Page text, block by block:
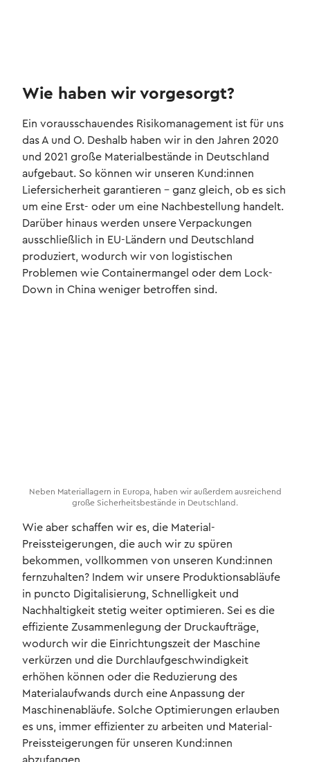
Wie haben wir vorgesorgt?
Ein vorausschauendes Risikomanagement ist für uns
das A und O. Deshalb haben wir in den Jahren 2020
und 2021 große Materialbestände in Deutschland
aufgebaut. So können wir unseren Kund:innen
Liefersicherheit garantieren – ganz gleich, ob es sich
um eine Erst- oder um eine Nachbestellung handelt.
Darüber hinaus werden unsere Verpackungen
ausschließlich in EU-Ländern und Deutschland
produziert, wodurch wir von logistischen
Problemen wie Containermangel oder dem Lock-
Down in China weniger betroffen sind.
Neben Materiallagern in Europa, haben wir außerdem ausreichend
große Sicherheitsbestände in Deutschland.
Wie aber schaffen wir es, die Material-
Preissteigerungen, die auch wir zu spüren
bekommen, vollkommen von unseren Kund:innen
fernzuhalten? Indem wir unsere Produktionsabläufe
in puncto Digitalisierung, Schnelligkeit und
Nachhaltigkeit stetig weiter optimieren. Sei es die
effiziente Zusammenlegung der Druckaufträge,
wodurch wir die Einrichtungszeit der Maschine
verkürzen und die Durchlaufgeschwindigkeit
erhöhen können oder die Reduzierung des
Materialaufwands durch eine Anpassung der
Maschinenabläufe. Solche Optimierungen erlauben
es uns, immer effizienter zu arbeiten und Material-
Preissteigerungen für unseren Kund:innen